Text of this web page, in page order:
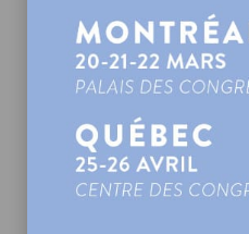
pellicule de plastique ou
et la laisser reposer 30
Couper la pâte en
rondins d’environ un cm
Couper les rondins en
centimètre.
Façonnez les cavatelli
pâte sur une planche
effet. (Il est aussi